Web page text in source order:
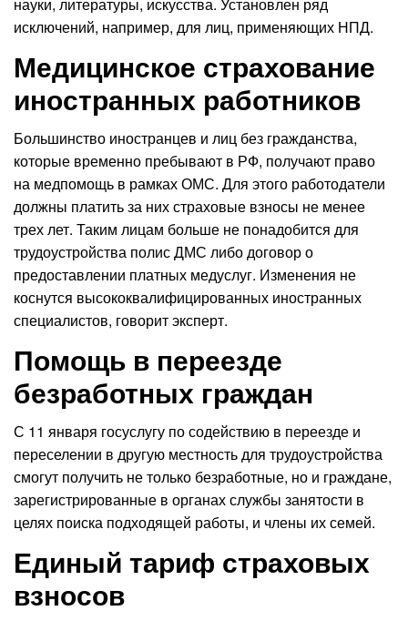
науки, литературы, искусства. Установлен ряд
исключений, например, для лиц, применяющих НПД.
Медицинское страхование
иностранных работников
Большинство иностранцев и лиц без гражданства,
которые временно пребывают в РФ, получают право
на медпомощь в рамках ОМС. Для этого работодатели
должны платить за них страховые взносы не менее
трех лет. Таким лицам больше не понадобится для
трудоустройства полис ДМС либо договор о
предоставлении платных медуслуг. Изменения не
коснутся высококвалифицированных иностранных
специалистов, говорит эксперт.
Помощь в переезде
безработных граждан
С 11 января госуслугу по содействию в переезде и
переселении в другую местность для трудоустройства
смогут получить не только безработные, но и граждане,
зарегистрированные в органах службы занятости в
целях поиска подходящей работы, и члены их семей.
Единый тариф страховых
взносов